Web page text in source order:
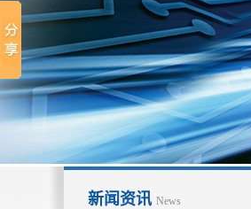
新闻资讯 News